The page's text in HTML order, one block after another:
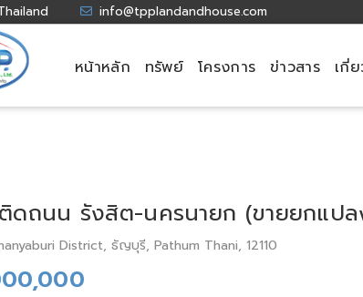
info@tpplandandhouse.com
หน้าหลัก ทรัพย์ โครงการ ข่าวสาร เกี่
ดถนน รังสิต-นครนายก (ขายยกแป
District, ธัญบุรี, Pathum Thani, 12110